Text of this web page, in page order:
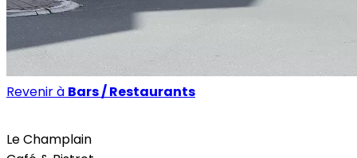
Revenir à Bars / Restaurants
Le Champlain